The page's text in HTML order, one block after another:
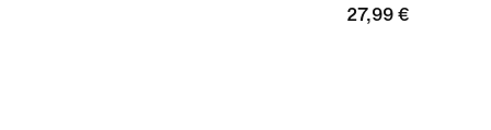
27,99 €
27,99 €